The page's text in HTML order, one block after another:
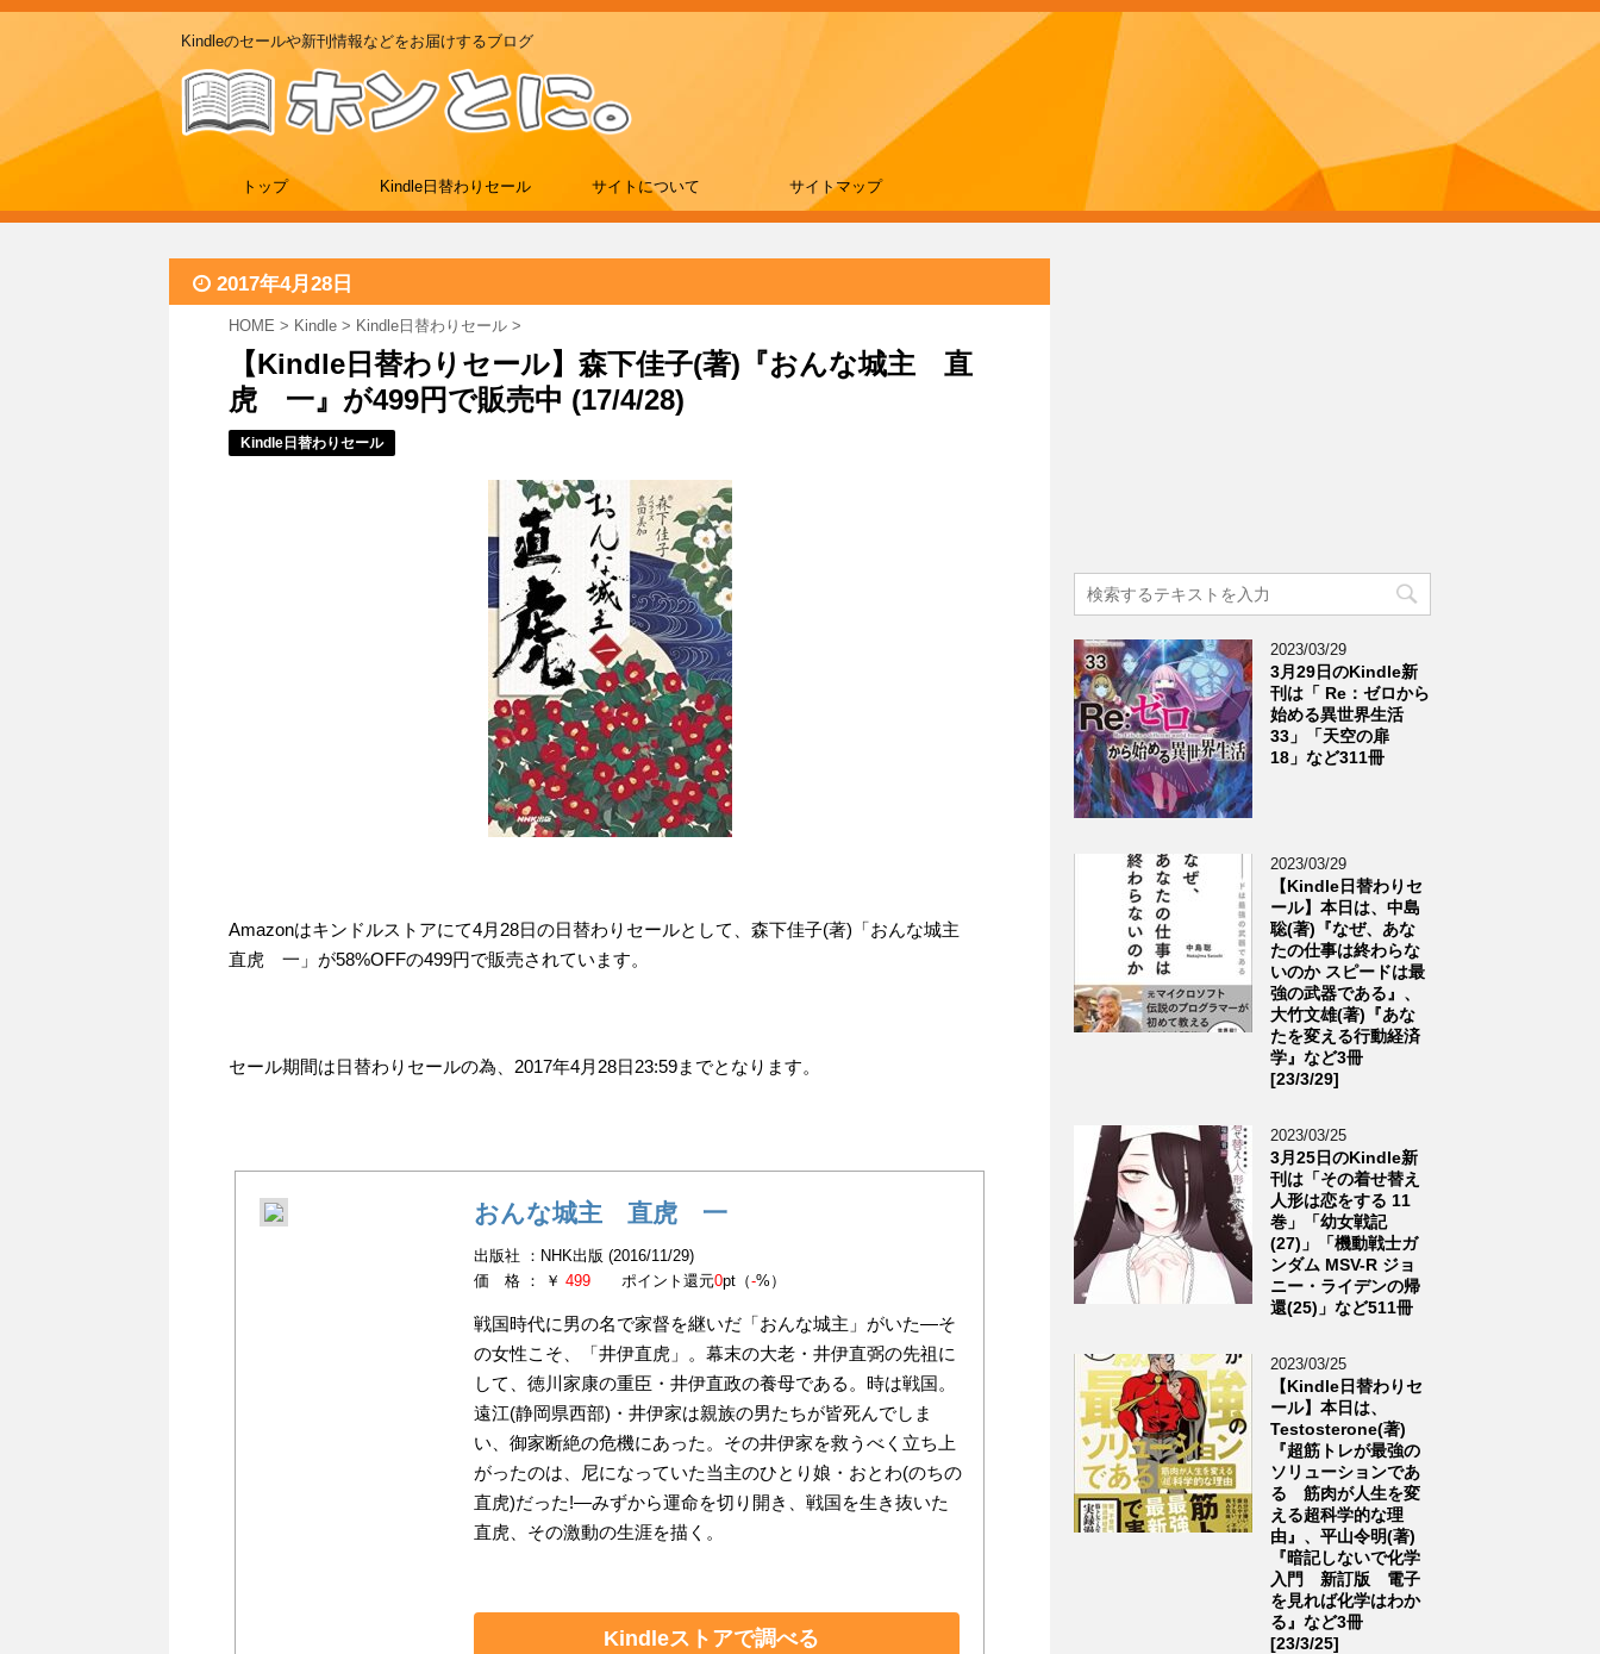
Kindleのセールや新刊情報などをお届けするブログ
トップ Kindle日替わりセール サイトについて サイトマップ
2017年4月28日
HOME > Kindle > Kindle日替わりセール >
【Kindle日替わりセール】森下佳子(著)『おんな城主 直
虎 一』が499円で販売中 (17/4/28)
Kindle日替わりセール
Amazonはキンドルストアにて4月28日の日替わりセールとして、森下佳子(著)「おんな城主
直虎 一」が58%OFFの499円で販売されています。
セール期間は日替わりセールの為、2017年4月28日23:59までとなります。
おんな城主 直虎 一
出版社 ：NHK出版 (2016/11/29)
価 格 ： ￥499 ポイント還元0pt（-%）
戦国時代に男の名で家督を継いだ「おんな城主」がいた―そ
の女性こそ、「井伊直虎」。幕末の大老・井伊直弼の先祖に
して、徳川家康の重臣・井伊直政の養母である。時は戦国。
遠江(静岡県西部)・井伊家は親族の男たちが皆死んでしま
い、御家断絶の危機にあった。その井伊家を救うべく立ち上
がったのは、尼になっていた当主のひとり娘・おとわ(のちの
直虎)だった!―みずから運命を切り開き、戦国を生き抜いた
直虎、その激動の生涯を描く。
Kindleストアで調べる
2023/03/29
3月29日のKindle新
刊は「 Re：ゼロから
始める異世界生活
33」「天空の扉
18」など311冊
2023/03/29
【Kindle日替わりセ
ール】本日は、中島
聡(著)『なぜ、あな
たの仕事は終わらな
いのか スピードは最
強の武器である』、
大竹文雄(著)『あな
たを変える行動経済
学』など3冊
[23/3/29]
2023/03/25
3月25日のKindle新
刊は「その着せ替え
人形は恋をする 11
巻」「幼女戦記
(27)」「機動戦士ガ
ンダム MSV-R ジョ
ニー・ライデンの帰
還(25)」など511冊
2023/03/25
【Kindle日替わりセ
ール】本日は、
Testosterone(著)
『超筋トレが最強の
ソリューションであ
る 筋肉が人生を変
える超科学的な理
由』、平山令明(著)
『暗記しないで化学
入門 新訂版 電子
を見れば化学はわか
る』など3冊
[23/3/25]